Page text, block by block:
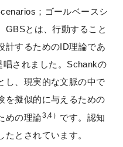
；ゴールベースシ
GBSとは、行動すること
計するためのID理論であ
唱されました。Schankの
し、現実的な文脈の中で
を擬似的に与えるための
めの理論3,4） です。認知
とされています。